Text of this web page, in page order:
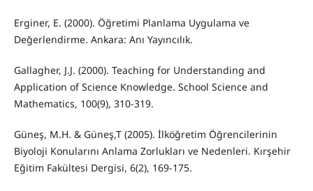
Erginer, E. (2000). Öğretimi Planlama Uygulama ve
Değerlendirme. Ankara: Anı Yayıncılık.
Gallagher, J.J. (2000). Teaching for Understanding and
Application of Science Knowledge. School Science and
Mathematics, 100(9), 310-319.
Güneş, M.H. & Güneş,T (2005). İlköğretim Öğrencilerinin
Biyoloji Konularını Anlama Zorlukları ve Nedenleri. Kırşehir
Eğitim Fakültesi Dergisi, 6(2), 169-175.